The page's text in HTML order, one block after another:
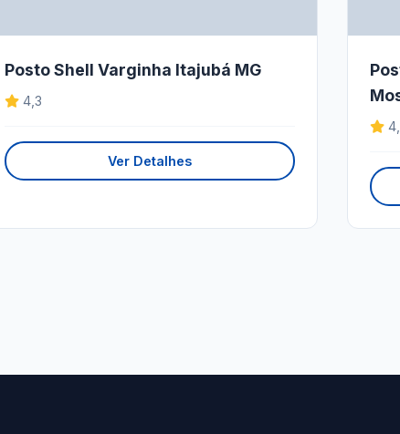
Posto Shell Varginha Itajubá MG
4,3
Ver Detalhes